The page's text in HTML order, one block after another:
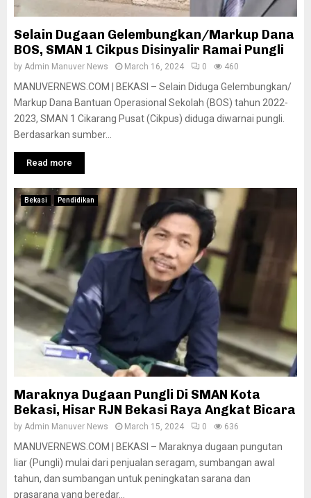
Selain Dugaan Gelembungkan/Markup Dana
BOS, SMAN 1 Cikpus Disinyalir Ramai Pungli
by Admin Manuver News March 16, 2024 0 460
MANUVERNEWS.COM | BEKASI – Selain Diduga Gelembungkan/
Markup Dana Bantuan Operasional Sekolah (BOS) tahun 2022-
2023, SMAN 1 Cikarang Pusat (Cikpus) diduga diwarnai pungli.
Berdasarkan sumber...
Read more
Bekasi Pendidikan
Maraknya Dugaan Pungli Di SMAN Kota
Bekasi, Hisar RJN Bekasi Raya Angkat Bicara
by Admin Manuver News March 15, 2024 0 636
MANUVERNEWS.COM | BEKASI – Maraknya dugaan pungutan
liar (Pungli) mulai dari penjualan seragam, sumbangan awal
tahun, dan sumbangan untuk peningkatan sarana dan
prasarana yang beredar...